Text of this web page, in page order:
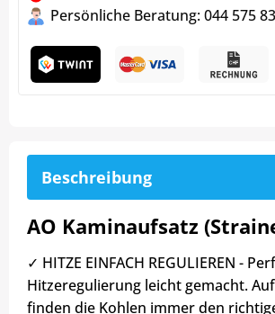
Persönliche Beratung: 044 575
Beschreibung
AO Kaminaufsatz
✓ HITZE EINFACH REGULIEREN -
Hitzeregulierung leicht gemacht.
finden die Kohlen immer den